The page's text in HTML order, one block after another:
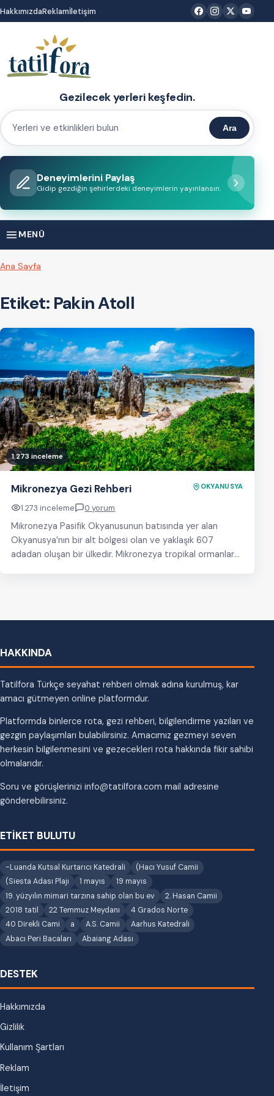
İçeriğe
atla
HakkımızdaReklamİletişim
Gezilecek yerleri keşfedin.
Yerleri
etkinlikleri
bulun
Ara
Deneyimlerini Paylaş
Gidip gezdiğin şehirlerdeki deneyimlerin yayınlansın.
MENÜ
Ana Sayfa
Etiket: Pakin Atoll
1.273 inceleme
Mikronezya Gezi Rehberi OKYANUSYA
1.273 inceleme 0 yorum
Mikronezya Pasifik Okyanusunun batısında yer alan
Okyanusya’nın bir alt bölgesi olan ve yaklaşık 607
adadan oluşan bir ülkedir. Mikronezya tropikal ormanlar
HAKKINDA
Tatilfora Türkçe seyahat rehberi olmak adına kurulmuş, kar
amacı gütmeyen online platformdur.
Platformda binlerce rota, gezi rehberi, bilgilendirme yazıları ve
gezgin paylaşımları bulabilirsiniz. Amacımız gezmeyi seven
herkesin bilgilenmesini ve gezecekleri rota hakkında fikir sahibi
olmalarıdır.
Soru ve görüşlerinizi info@tatilfora.com mail adresine
gönderebilirsiniz.
ETİKET BULUTU
-Luanda Kutsal Kurtarıcı Katedrali
(Hacı Yusuf Camii
(Siesta Adası Plajı
1 mayıs
19 mayıs
19. yüzyılın mimari tarzına sahip olan bu ev
2. Hasan Camii
2018 tatil
22 Temmuz Meydanı
4 Grados Norte
40 Direkli Cami
a A.S. Camii
Aarhus Katedrali
Abacı Peri Bacaları
Abaiang Adası
DESTEK
Hakkımızda
Gizlilik
Kullanım Şartları
Reklam
İletişim